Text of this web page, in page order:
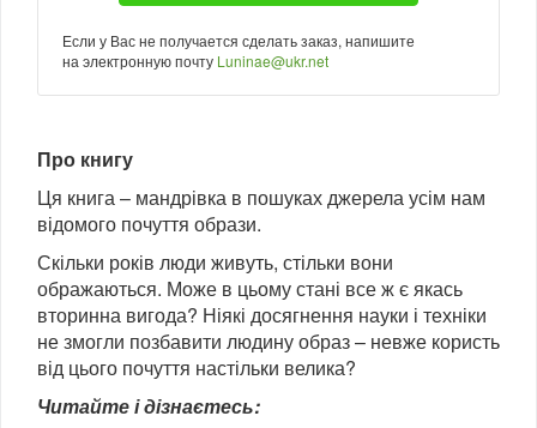
Если у Вас не получается сделать заказ, напишите
на электронную почту Luninae@ukr.net
Про книгу
Ця книга – мандрівка в пошуках джерела усім нам
відомого почуття образи.
Скільки років люди живуть, стільки вони
ображаються. Може в цьому стані все ж є якась
вторинна вигода? Ніякі досягнення науки і техніки
не змогли позбавити людину образ – невже користь
від цього почуття настільки велика?
Читайте і дізнаєтесь: